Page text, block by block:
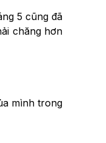
5 cũng đã
chăng hơn
mình trong